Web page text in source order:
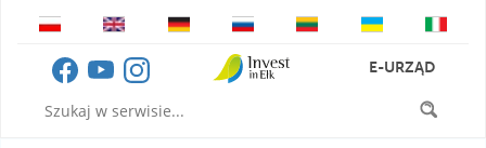
E-URZĄD